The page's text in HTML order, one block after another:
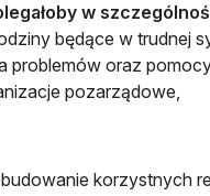
w
będące w trudnej
oraz
pozarządowe,
korzystnych